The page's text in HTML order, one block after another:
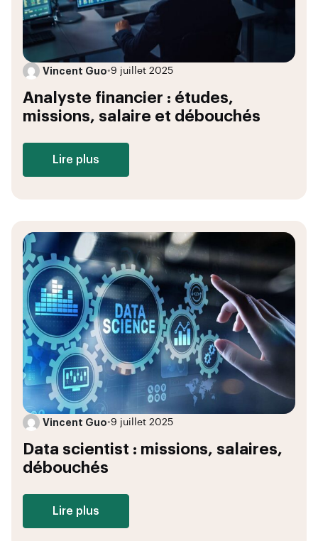
Vincent Guo•9 juillet 2025
Analyste financier : études,
missions, salaire et débouchés
Lire plus
Vincent Guo•9 juillet 2025
Data scientist : missions, salaires,
débouchés
Lire plus